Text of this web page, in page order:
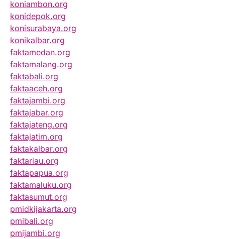
koniambon.org
konidepok.org
konisurabaya.org
konikalbar.org
faktamedan.org
faktamalang.org
faktabali.org
faktaaceh.org
faktajambi.org
faktajabar.org
faktajateng.org
faktajatim.org
faktakalbar.org
faktariau.org
faktapapua.org
faktamaluku.org
faktasumut.org
pmidkijakarta.org
pmibali.org
pmijambi.org